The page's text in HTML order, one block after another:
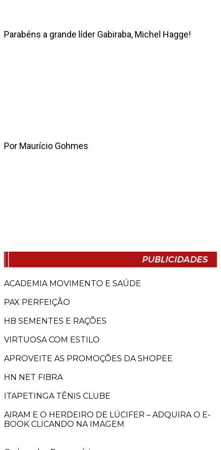
Parabéns a grande líder Gabiraba, Michel Hagge!
Por Maurício Gohmes
ACADEMIA MOVIMENTO E SAÚDE
PAX PERFEIÇÃO
HB SEMENTES E RAÇÕES
VIRTUOSA COM ESTILO
APROVEITE AS PROMOÇÕES DA SHOPEE
HN NET FIBRA
ITAPETINGA TÊNIS CLUBE
AIRAM E O HERDEIRO DE LÚCIFER – ADQUIRA O E-
BOOK CLICANDO NA IMAGEM